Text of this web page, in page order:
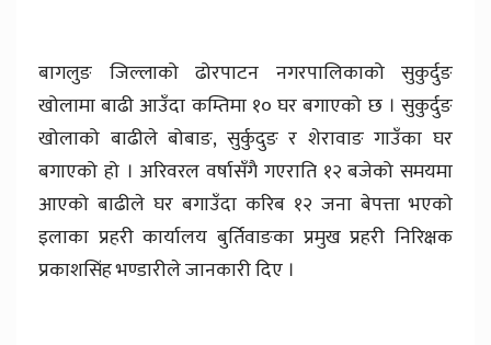
बागलुङ जिल्लाको ढोरपाटन नगरपालिकाको सुकुर्दुङ
खोलामा बाढी आउँदा कम्तिमा १० घर बगाएको छ । सुकुर्दुङ
खोलाको बाढीले बोबाङ, सुर्कुदुङ र शेरावाङ गाउँका घर
बगाएको हो । अरिवरल वर्षासँगै गएराति १२ बजेको समयमा
आएको बाढीले घर बगाउँदा करिब १२ जना बेपत्ता भएकाे
इलाका प्रहरी कार्यालय बुर्तिवाङका प्रमुख प्रहरी निरिक्षक
प्रकाशसिंह भण्डारीले जानकारी दिए ।